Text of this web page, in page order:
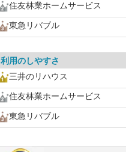
住友林業ホームサービス
東急リバブル
利用のしやすさ
三井のリハウス
住友林業ホームサービス
東急リバブル